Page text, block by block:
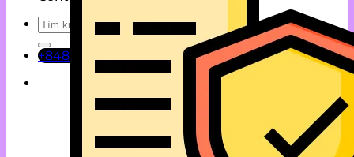
Tìm
kiếm:
+84858 132 333